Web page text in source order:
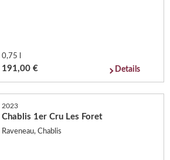
0,75 l
191,00 € Details
2023
Chablis 1er Cru Les Foret
Raveneau, Chablis